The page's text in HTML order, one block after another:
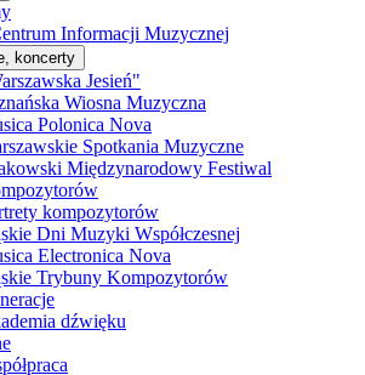
Informacji Muzycznej
koncerty
Jesień"
Wiosna Muzyczna
Polonica Nova
Spotkania Muzyczne
Międzynarodowy Festiwal
kompozytorów
Dni Muzyki Współczesnej
Electronica Nova
Trybuny Kompozytorów
dźwięku